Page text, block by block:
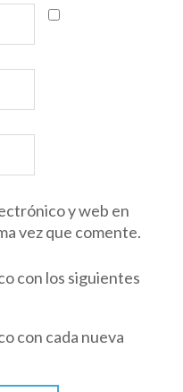
y web en
vez que comente.
con los siguientes
con cada nueva